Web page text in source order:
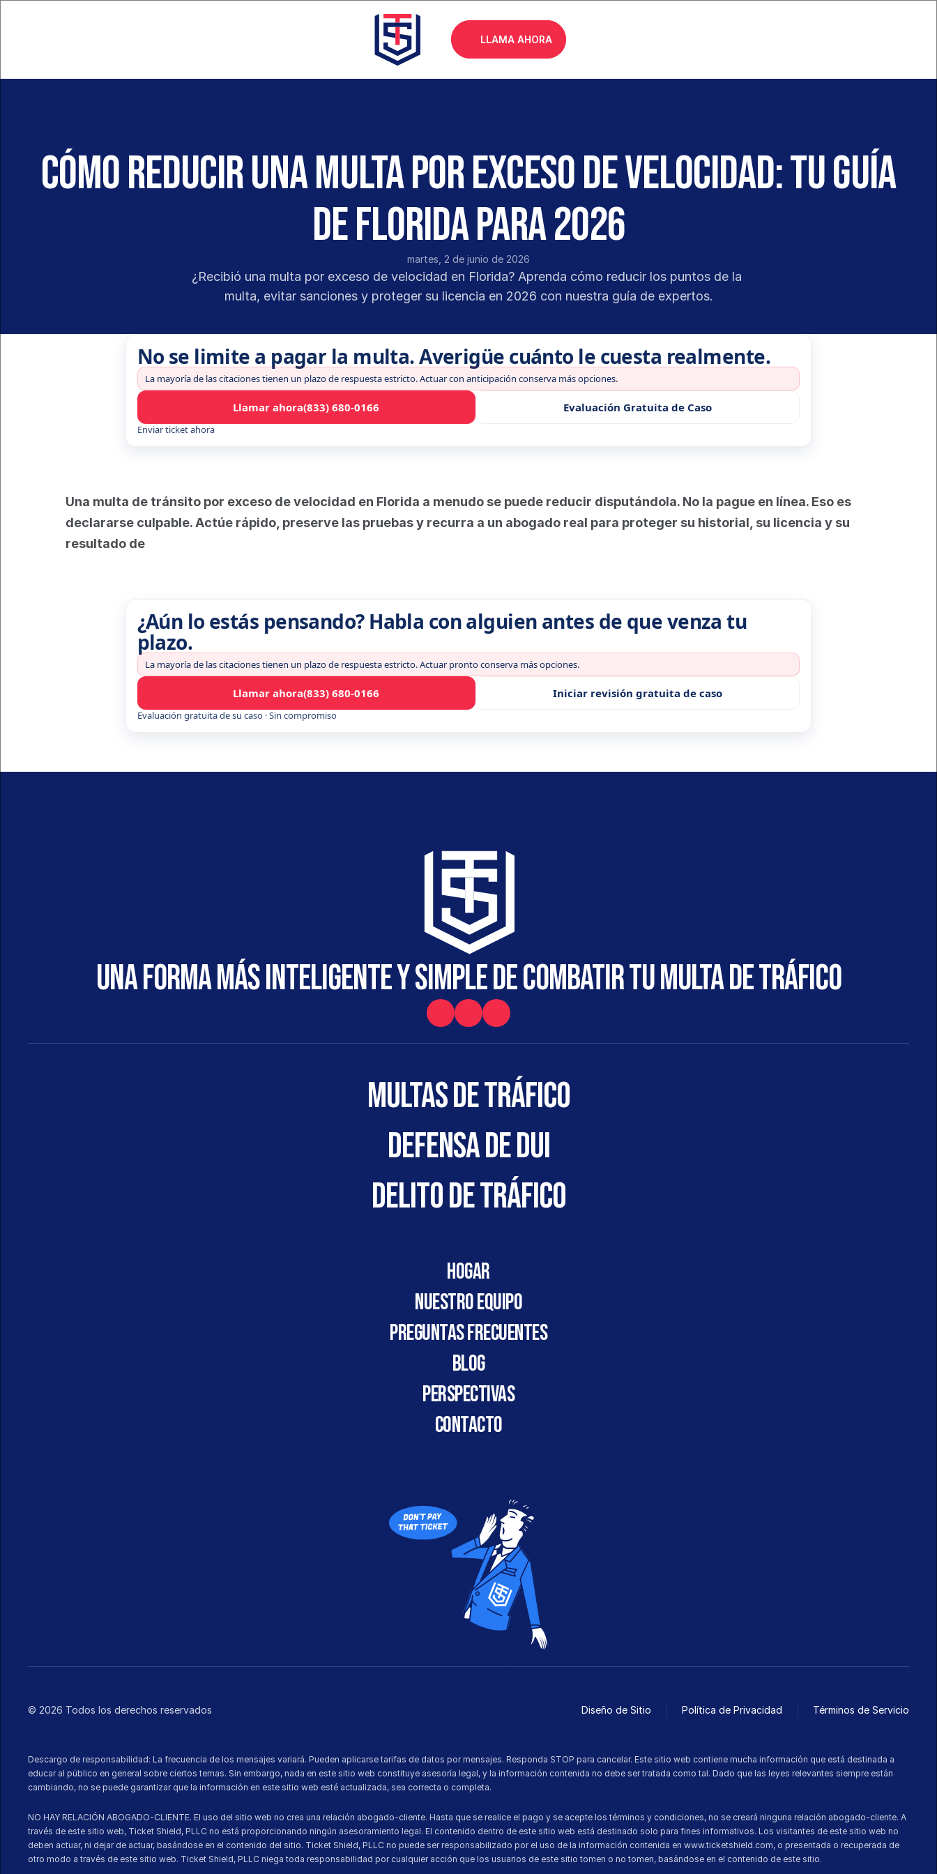
LLAMA AHORA
Cómo reducir una multa por exceso de velocidad: Tu guía
de Florida para 2026
martes, 2 de junio de 2026
¿Recibió una multa por exceso de velocidad en Florida? Aprenda cómo reducir los puntos de la
multa, evitar sanciones y proteger su licencia en 2026 con nuestra guía de expertos.
No se limite a pagar la multa. Averigüe cuánto le cuesta realmente.
La mayoría de las citaciones tienen un plazo de respuesta estricto. Actuar con anticipación conserva más opciones.
Llamar ahora(833) 680-0166 Evaluación Gratuita de Caso
Enviar ticket ahora
Una multa de tránsito por exceso de velocidad en Florida a menudo se puede reducir disputándola. No la pague en línea. Eso es
declararse culpable. Actúe rápido, preserve las pruebas y recurra a un abogado real para proteger su historial, su licencia y su
resultado de
¿Aún lo estás pensando? Habla con alguien antes de que venza tu
plazo.
La mayoría de las citaciones tienen un plazo de respuesta estricto. Actuar pronto conserva más opciones.
Llamar ahora(833) 680-0166 Iniciar revisión gratuita de caso
Evaluación gratuita de su caso · Sin compromiso
Una forma más inteligente y simple de combatir tu multa de tráfico
Multas de tráfico
DEFENSA DE DUI
DELITO DE TRÁFICO
HOGAR
Nuestro Equipo
Preguntas frecuentes
Blog
Perspectivas
CONTACTO
© 2026 Todos los derechos reservados Diseño de Sitio Política de Privacidad Términos de Servicio
Descargo de responsabilidad: La frecuencia de los mensajes variará. Pueden aplicarse tarifas de datos por mensajes. Responda STOP para cancelar. Este sitio web contiene mucha información que está destinada a
educar al público en general sobre ciertos temas. Sin embargo, nada en este sitio web constituye asesoría legal, y la información contenida no debe ser tratada como tal. Dado que las leyes relevantes siempre están
cambiando, no se puede garantizar que la información en este sitio web esté actualizada, sea correcta o completa.
NO HAY RELACIÓN ABOGADO-CLIENTE. El uso del sitio web no crea una relación abogado-cliente. Hasta que se realice el pago y se acepte los términos y condiciones, no se creará ninguna relación abogado-cliente. A
través de este sitio web, Ticket Shield, PLLC no está proporcionando ningún asesoramiento legal. El contenido dentro de este sitio web está destinado solo para fines informativos. Los visitantes de este sitio web no
deben actuar, ni dejar de actuar, basándose en el contenido del sitio. Ticket Shield, PLLC no puede ser responsabilizado por el uso de la información contenida en www.ticketshield.com, o presentada o recuperada de
otro modo a través de este sitio web. Ticket Shield, PLLC niega toda responsabilidad por cualquier acción que los usuarios de este sitio tomen o no tomen, basándose en el contenido de este sitio.